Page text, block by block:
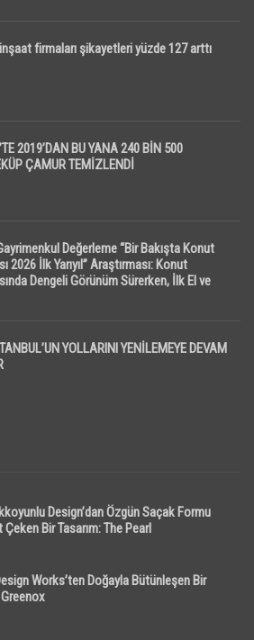
firmaları şikayetleri yüzde 127 arttı
2019’DAN BU YANA 240 BİN 500
ÇAMUR TEMİZLENDİ
Değerleme “Bir Bakışta Konut
2026 İlk Yarıyıl” Araştırması: Konut
Dengeli Görünüm Sürerken, İlk El ve
YOLLARINI YENİLEMEYE DEVAM
Design’dan Özgün Saçak Formu
Bir Tasarım: The Pearl
Works’ten Doğayla Bütünleşen Bir
Greenox